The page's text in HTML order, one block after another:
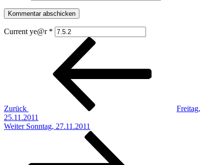
Current ye@r *
Beitragsnavigation
Zurück
Freitag,
25.11.2011
Nächster
Weiter Sonntag, 27.11.2011